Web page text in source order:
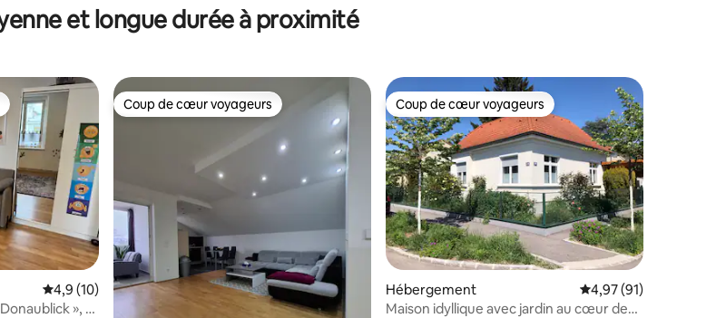
et longue durée à proximité
Évaluation moyenne sur la base de 10 commentaires : 4,9 sur 5
4,9 (10)
», à
Coup de cœur voyageurs
Coup de cœur voyageurs Coup de cœur voyageurs
Coup de cœur voyageurs
Hébergement Évaluation moyenne
4,97 (91)
Maison idyllique avec jardin au cœur de